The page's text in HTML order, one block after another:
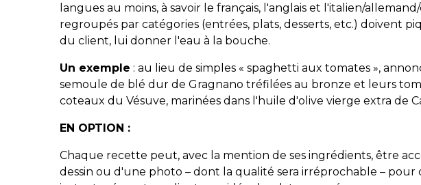
langues au moins, à savoir le français, l'anglais et l'italien/
regroupés par catégories (entrées, plats, desserts, etc.) doivent
du client, lui donner l'eau à la bouche.
Un exemple : au lieu de simples « spaghetti aux tomates »,
semoule de blé dur de Gragnano tréfilées au bronze et leurs
coteaux du Vésuve, marinées dans l'huile d'olive vierge extra de
EN OPTION :
Chaque recette peut, avec la mention de ses ingrédients, être
dessin ou d'une photo – dont la qualité sera irréprochable – pour